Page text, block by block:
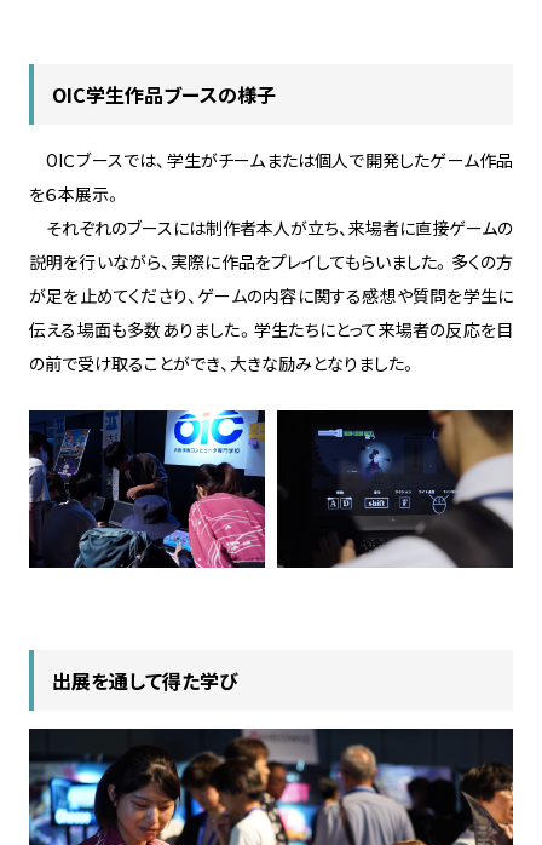
OIC学生作品ブースの様子
OIＣブースでは、学生がチームまたは個人で開発したゲーム作品
を６本展示。
それぞれのブースには制作者本人が立ち、来場者に直接ゲームの
説明を行いながら、実際に作品をプレイしてもらいました。多くの方
が足を止めてくださり、ゲームの内容に関する感想や質問を学生に
伝える場面も多数ありました。学生たちにとって来場者の反応を目
の前で受け取ることができ、大きな励みとなりました。
出展を通して得た学び